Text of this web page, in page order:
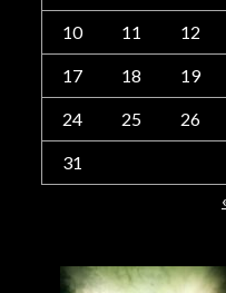
10 11 12
17 18 19
24 25 26
31